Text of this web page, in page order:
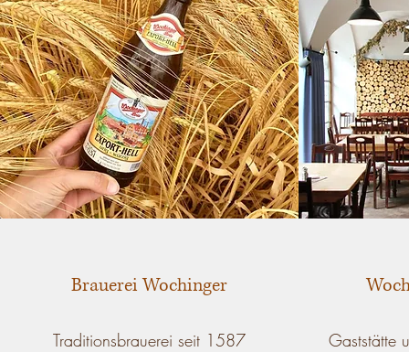
Brauerei Wochinger
Traditionsbrauerei seit 1587 Gaststätte